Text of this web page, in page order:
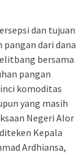
dan tujuan
dari dana
bersama
pangan
komoditas
yang masih
Negeri Alor
Kepala
Ardhiansa,